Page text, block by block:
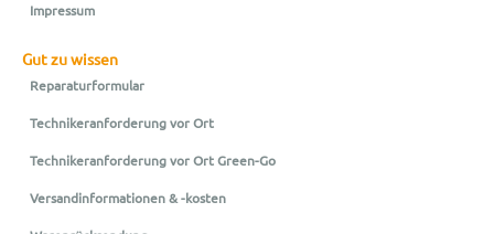
Impressum
Gut zu wissen
Reparaturformular
Technikeranforderung vor Ort
Technikeranforderung vor Ort Green-Go
Versandinformationen & -kosten